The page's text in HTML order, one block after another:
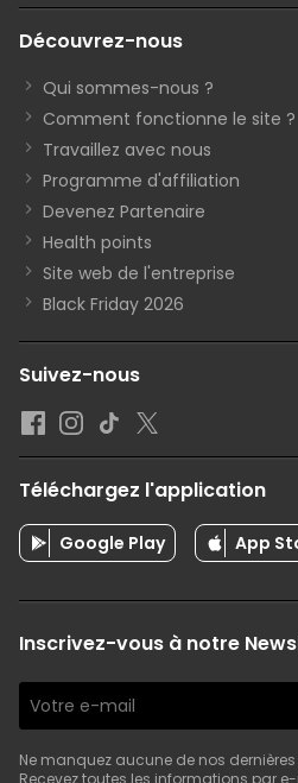
Découvrez-nous
Qui sommes-nous ?
Comment fonctionne le site ?
Travaillez avec nous
Programme d'affiliation
Devenez Partenaire
Health points
Site web de l'entreprise
Black Friday 2026
Suivez-nous
Téléchargez l'application
Google Play App
Inscrivez-vous à notre
Ne manquez aucune de nos
Recevez toutes les informations par